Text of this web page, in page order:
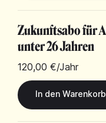
Zukunftsabo für
unter 26 Jahren
120,00 €/Jahr